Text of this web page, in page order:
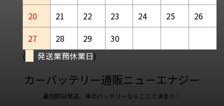
20
21 22 23 24 25
26
27
28 29
30
(
発送業務休業日)
カーバッテリー通販ニューエナジー
最短即日発送、車のバッテリーならここで決まり！